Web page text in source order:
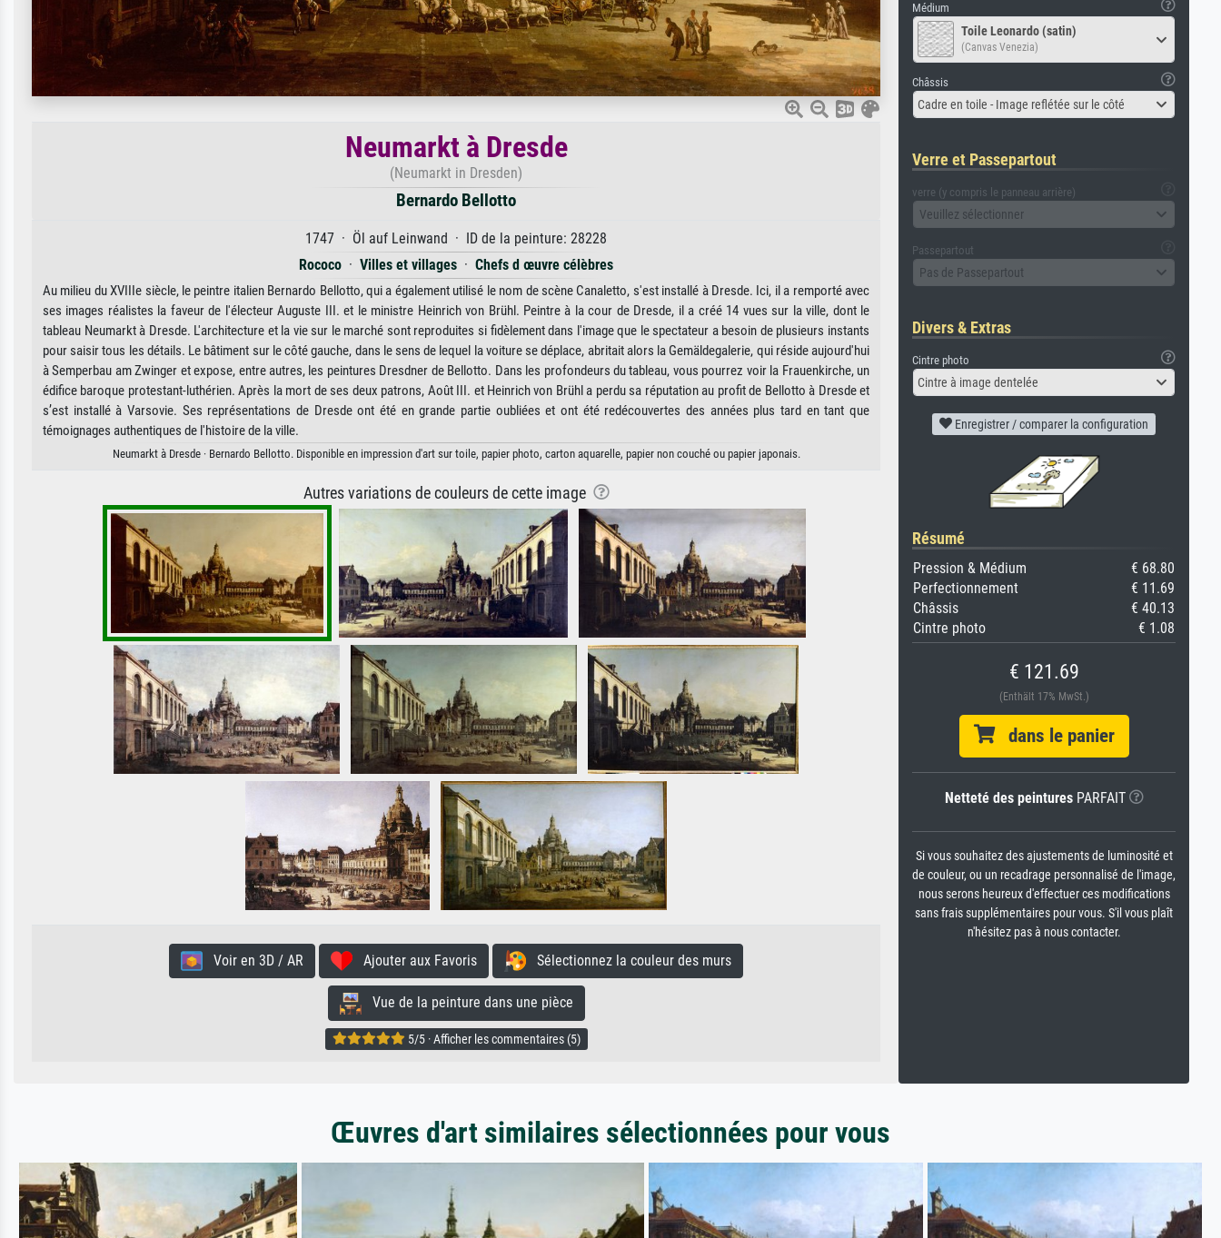
Neumarkt à Dresde
(Neumarkt in Dresden)
Bernardo Bellotto
1747 · Öl auf Leinwand · ID de la peinture: 28228
Rococo · Villes et villages · Chefs d œuvre célèbres
Au milieu du XVIIIe siècle, le peintre italien Bernardo Bellotto, qui a également utilisé le nom de scène Canaletto, s'est installé à Dresde. Ici, il a remporté avec
ses images réalistes la faveur de l'électeur Auguste III. et le ministre Heinrich von Brühl. Peintre à la cour de Dresde, il a créé 14 vues sur la ville, dont le
tableau Neumarkt à Dresde. L'architecture et la vie sur le marché sont reproduites si fidèlement dans l'image que le spectateur a besoin de plusieurs instants
pour saisir tous les détails. Le bâtiment sur le côté gauche, dans le sens de lequel la voiture se déplace, abritait alors la Gemäldegalerie, qui réside aujourd'hui
à Semperbau am Zwinger et expose, entre autres, les peintures Dresdner de Bellotto. Dans les profondeurs du tableau, vous pourrez voir la Frauenkirche, un
édifice baroque protestant-luthérien. Après la mort de ses deux patrons, Août III. et Heinrich von Brühl a perdu sa réputation au profit de Bellotto à Dresde et
s’est installé à Varsovie. Ses représentations de Dresde ont été en grande partie oubliées et ont été redécouvertes des années plus tard en tant que
témoignages authentiques de l'histoire de la ville.
Neumarkt à Dresde · Bernardo Bellotto. Disponible en impression d'art sur toile, papier photo, carton aquarelle, papier non couché ou papier japonais.
Autres variations de couleurs de cette image
Voir en 3D / AR Ajouter aux Favoris Sélectionnez la couleur des murs
Vue de la peinture dans une pièce
5/5 · Afficher les commentaires (5)
Médium
Toile Leonardo (satin)
(Canvas Venezia)
Châssis
Cadre en toile - Image reflétée sur le côté
Verre et Passepartout
verre (y compris le panneau arrière)
Veuillez sélectionner
Passepartout
Pas de Passepartout
Divers & Extras
Cintre photo
Cintre à image dentelée
Enregistrer / comparer la configuration
Résumé
Pression & Médium
€ 68.80
Perfectionnement
€ 11.69
Châssis
€ 40.13
Cintre photo
€ 1.08
€ 121.69
(Enthält 17% MwSt.)
dans le panier
Netteté des peinturesPARFAIT
Si vous souhaitez des ajustements de luminosité et
de couleur, ou un recadrage personnalisé de l'image,
nous serons heureux d'effectuer ces modifications
sans frais supplémentaires pour vous. S'il vous plaît
n'hésitez pas à nous contacter.
Œuvres d'art similaires sélectionnées pour vous